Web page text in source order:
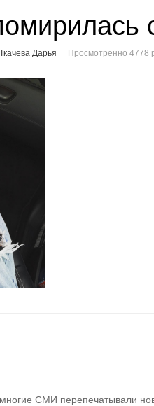
Ткачева Дарья Просмотренно 4778
СМИ перепечатывали